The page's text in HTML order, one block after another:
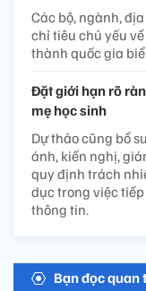
Các bộ, ngành,
chỉ tiêu chủ yếu
thành quốc gia
Đặt giới hạn rõ
mẹ học sinh
Dự thảo cũng bổ
ánh, kiến nghị,
quy định trách
dục trong việc
thông tin.
Bạn đọc quan